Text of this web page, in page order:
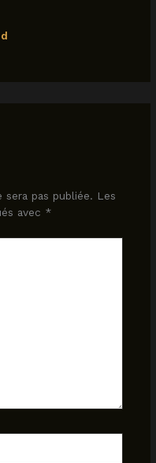
sera pas publiée. Les
avec *